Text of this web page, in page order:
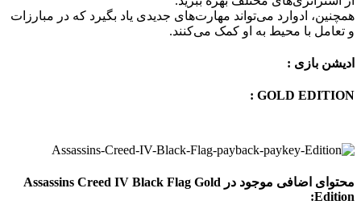
همچنین، ادوارد می‌تواند مهارت‌های جدیدی یاد بگیرد که در مبارزات
و تعامل با محیط به او کمک می‌کنند.
ادیشن بازی :
GOLD EDITION :
محتوای اضافی موجود در Assassins Creed IV Black Flag Gold
Edition
: